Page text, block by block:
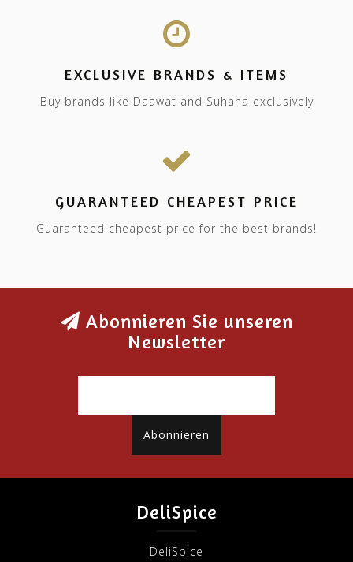
EXCLUSIVE BRANDS & ITEMS
Buy brands like Daawat and Suhana exclusively
GUARANTEED CHEAPEST PRICE
Guaranteed cheapest price for the best brands!
Abonnieren Sie unseren
Newsletter
Abonnieren
DeliSpice
DeliSpice